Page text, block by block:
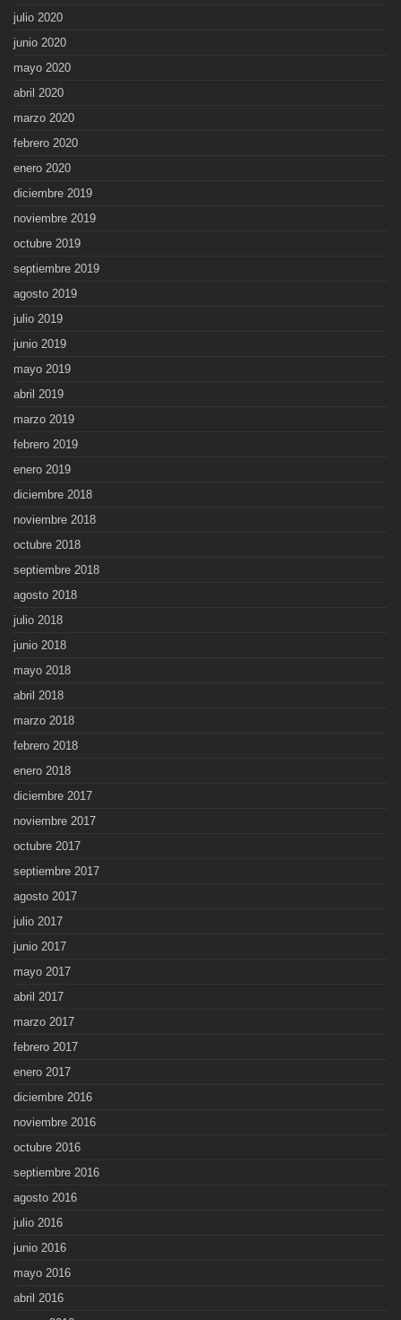
julio 2020
junio 2020
mayo 2020
abril 2020
marzo 2020
febrero 2020
enero 2020
diciembre 2019
noviembre 2019
octubre 2019
septiembre 2019
agosto 2019
julio 2019
junio 2019
mayo 2019
abril 2019
marzo 2019
febrero 2019
enero 2019
diciembre 2018
noviembre 2018
octubre 2018
septiembre 2018
agosto 2018
julio 2018
junio 2018
mayo 2018
abril 2018
marzo 2018
febrero 2018
enero 2018
diciembre 2017
noviembre 2017
octubre 2017
septiembre 2017
agosto 2017
julio 2017
junio 2017
mayo 2017
abril 2017
marzo 2017
febrero 2017
enero 2017
diciembre 2016
noviembre 2016
octubre 2016
septiembre 2016
agosto 2016
julio 2016
junio 2016
mayo 2016
abril 2016